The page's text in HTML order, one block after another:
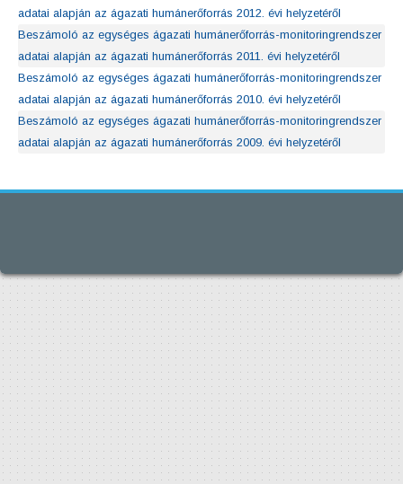
adatai alapján az ágazati humánerőforrás 2012. évi helyzetéről
Beszámoló az egységes ágazati humánerőforrás-monitoringrendszer
adatai alapján az ágazati humánerőforrás 2011. évi helyzetéről
Beszámoló az egységes ágazati humánerőforrás-monitoringrendszer
adatai alapján az ágazati humánerőforrás 2010. évi helyzetéről
Beszámoló az egységes ágazati humánerőforrás-monitoringrendszer
adatai alapján az ágazati humánerőforrás 2009. évi helyzetéről